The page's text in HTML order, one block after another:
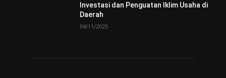
Investasi dan Penguatan Iklim Usaha di
Daerah
04/11/2025